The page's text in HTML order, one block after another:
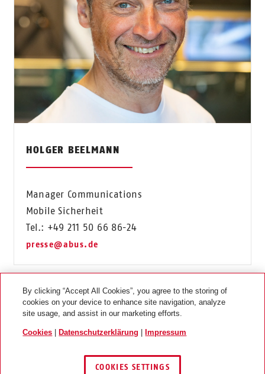
HOLGER BEELMANN
Manager Communications
Mobile Sicherheit
Tel.: +49 211 50 66 86-24
presse@abus.de
By clicking “Accept All Cookies”, you agree to the storing of
cookies on your device to enhance site navigation, analyze
site usage, and assist in our marketing efforts.
Cookies Datenschutzerklärung Impressum
COOKIES SETTINGS